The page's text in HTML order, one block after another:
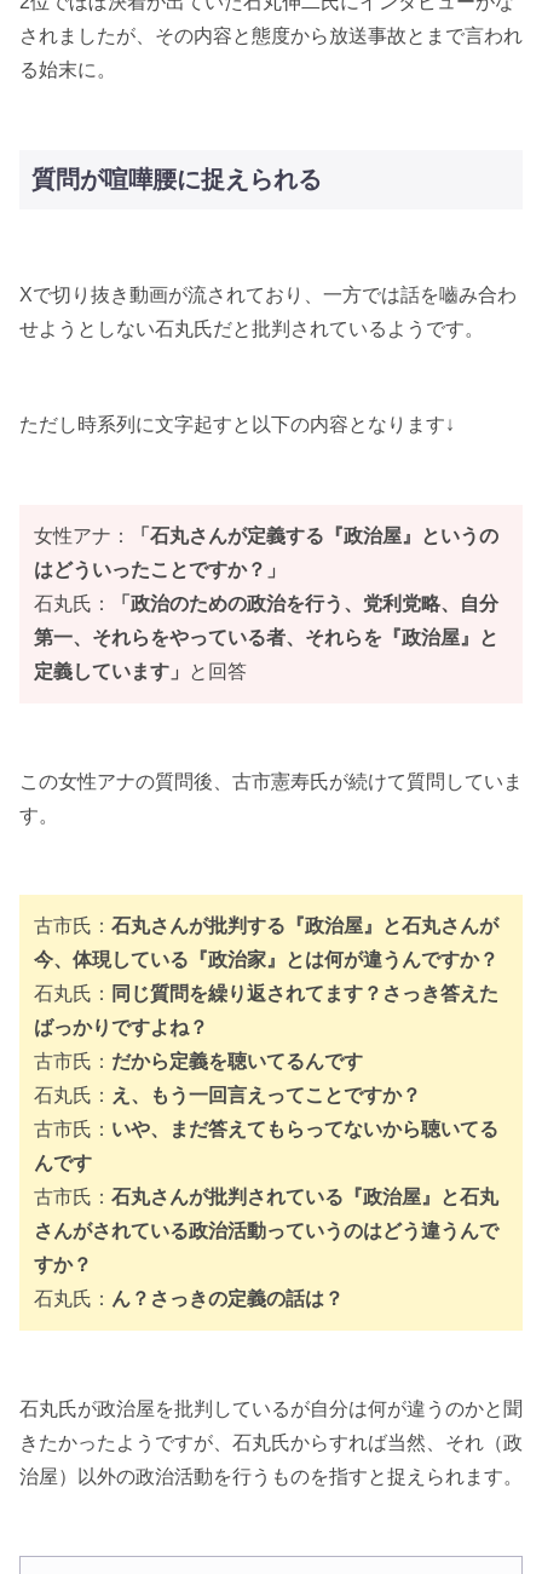
されましたが、その内容と態度から放送事故とまで言われ
る始末に。
質問が喧嘩腰に捉えられる
Xで切り抜き動画が流されており、一方では話を嚙み合わ
せようとしない石丸氏だと批判されているようです。
ただし時系列に文字起すと以下の内容となります↓
女性アナ：
「石丸さんが定義する『政治屋』というの
はどういったことですか？」
石丸氏：
「政治のための政治を行う、党利党略、自分
第一、それらをやっている者、それらを『政治屋』と
定義しています」
と回答
この女性アナの質問後、古市憲寿氏が続けて質問していま
す。
古市氏： 石丸さんが批判する『政治屋』と石丸さんが
今、体現している『政治家』とは何が違うんですか？
石丸氏： 同じ質問を繰り返されてます？さっき答えた
ばっかりですよね？
古市氏： だから定義を聴いてるんです
石丸氏： え、もう一回言えってことですか？
古市氏： いや、まだ答えてもらってないから聴いてる
んです
古市氏： 石丸さんが批判されている『政治屋』と石丸
さんがされている政治活動っていうのはどう違うんで
すか？
石丸氏： ん？さっきの定義の話は？
石丸氏が政治屋を批判しているが自分は何が違うのかと聞
きたかったようですが、石丸氏からすれば当然、それ（政
治屋）以外の政治活動を行うものを指すと捉えられます。